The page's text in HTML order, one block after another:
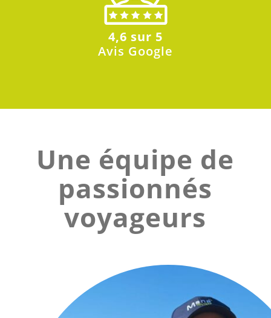
4,6 sur 5
Avis Google
Une équipe de
passionnés
voyageurs